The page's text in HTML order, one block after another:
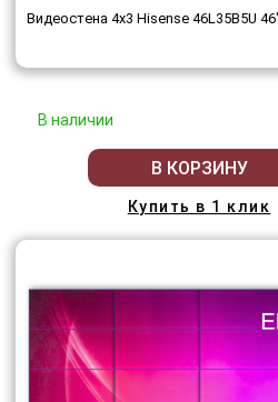
Видеостена 4x3 Hisense 46L35B5U
В наличии
В КОРЗИНУ
Купить в 1 клик